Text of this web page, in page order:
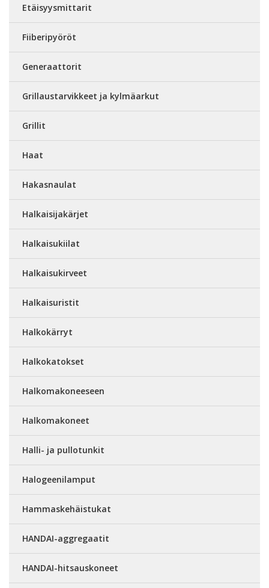
Etäisyysmittarit
Fiiberipyöröt
Generaattorit
Grillaustarvikkeet ja kylmäarkut
Grillit
Haat
Hakasnaulat
Halkaisijakärjet
Halkaisukiilat
Halkaisukirveet
Halkaisuristit
Halkokärryt
Halkokatokset
Halkomakoneeseen
Halkomakoneet
Halli- ja pullotunkit
Halogeenilamput
Hammaskehäistukat
HANDAI-aggregaatit
HANDAI-hitsauskoneet